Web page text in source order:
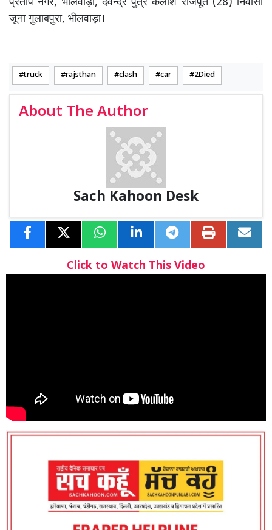
प्रताप नगर, भीलवाड़ा, देवेन्द्र पुत्र कैलाश राजपूत (28) निवासी
जूना गुलाबपुरा, भीलवाड़ा।
truck rajsthan clash car 2Died
About The Author
Sach Kahoon Desk
Click to Watch This Video